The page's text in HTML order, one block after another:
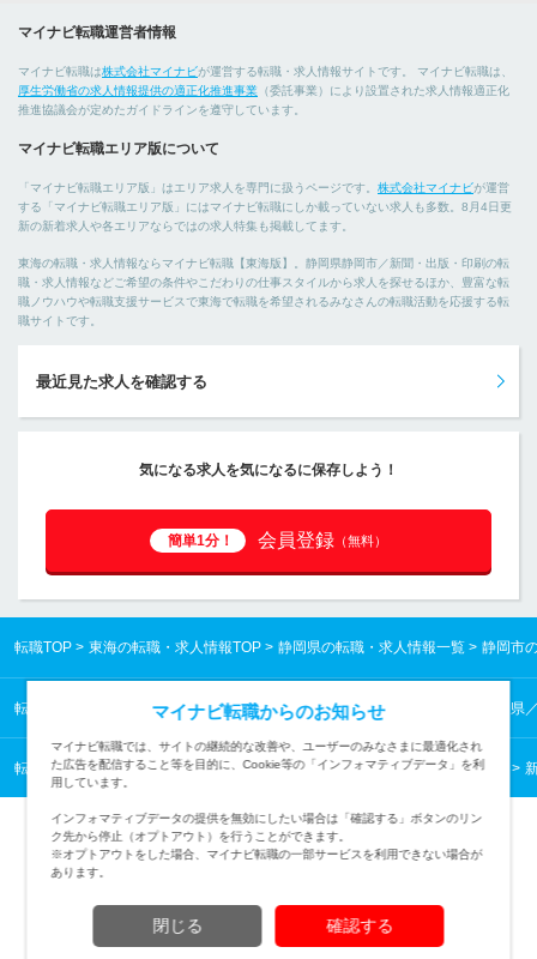
マイナビ転職運営者情報
マイナビ転職は株式会社マイナビが運営する転職・求人情報サイトです。 マイナビ転職は、
厚生労働省の求人情報提供の適正化推進事業 （委託事業）により設置された求人情報適正化
推進協議会が定めたガイドラインを遵守しています。
マイナビ転職エリア版について
「マイナビ転職エリア版」はエリア求人を専門に扱うページです。 株式会社マイナビが運営
する「マイナビ転職エリア版」にはマイナビ転職にしか載っていない求人も多数。8月4日更
新の新着求人や各エリアならではの求人特集も掲載してます。
東海の転職・求人情報ならマイナビ転職【東海版】。静岡県静岡市／新聞・出版・印刷の転
職・求人情報などご希望の条件やこだわりの仕事スタイルから求人を探せるほか、豊富な転
職ノウハウや転職支援サービスで東海で転職を希望されるみなさんの転職活動を応援する転
職サイトです。
最近見た求人を確認する
気になる求人を気になるに保存しよう！
簡単1分！ 会員登録 （無料）
転職TOP 東海の転職・求人情報TOP 静岡県の転職・求人情報一覧 静岡市
転職TOP 東海の転職・求人情報TOP 静岡県の転職・求人情報一覧 静岡県
転職TOP 業種から探す マスコミ・広告・デザインの転職・求人情報一覧
(c) Mynavi Corporation
マイナビ転職からのお知らせ
マイナビ転職では、サイトの継続的な改善や、ユーザーのみなさまに最適化され
た広告を配信すること等を目的に、Cookie等の「インフォマティブデータ」を利
用しています。
インフォマティブデータの提供を無効にしたい場合は「確認する」ボタンのリン
ク先から停止（オプトアウト）を行うことができます。
※オプトアウトをした場合、マイナビ転職の一部サービスを利用できない場合が
あります。
閉じる 確認する